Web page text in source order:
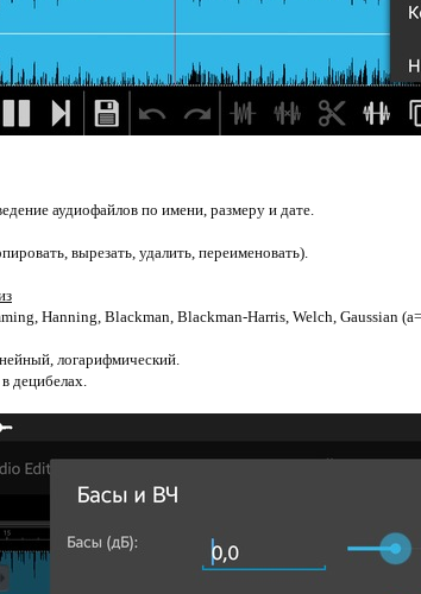
аудиофайлов по имени, размеру и дате.
вырезать, удалить, переименовать).
Hanning, Blackman, Blackman-Harris, Welch, Gaussian
логарифмический.
децибелах.